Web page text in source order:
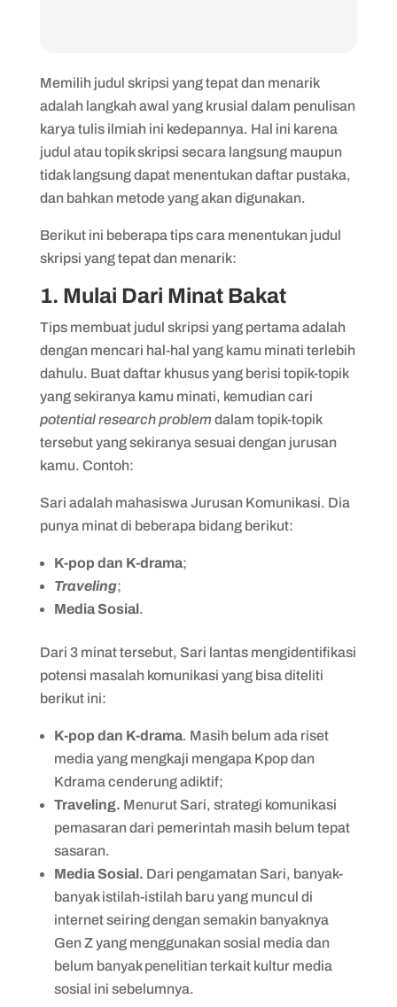
Memilih judul skripsi yang tepat dan menarik
adalah langkah awal yang krusial dalam penulisan
karya tulis ilmiah ini kedepannya. Hal ini karena
judul atau topik skripsi secara langsung maupun
tidak langsung dapat menentukan daftar pustaka,
dan bahkan metode yang akan digunakan.
Berikut ini beberapa tips cara menentukan judul
skripsi yang tepat dan menarik:
1. Mulai Dari Minat Bakat
Tips membuat judul skripsi yang pertama adalah
dengan mencari hal-hal yang kamu minati terlebih
dahulu. Buat daftar khusus yang berisi topik-topik
yang sekiranya kamu minati, kemudian cari
potential research problem dalam topik-topik
tersebut yang sekiranya sesuai dengan jurusan
kamu. Contoh:
Sari adalah mahasiswa Jurusan Komunikasi. Dia
punya minat di beberapa bidang berikut:
K-pop dan K-drama;
Traveling;
Media Sosial.
Dari 3 minat tersebut, Sari lantas mengidentifikasi
potensi masalah komunikasi yang bisa diteliti
berikut ini:
K-pop dan K-drama. Masih belum ada riset
media yang mengkaji mengapa Kpop dan
Kdrama cenderung adiktif;
Traveling. Menurut Sari, strategi komunikasi
pemasaran dari pemerintah masih belum tepat
sasaran.
Media Sosial. Dari pengamatan Sari, banyak-
banyak istilah-istilah baru yang muncul di
internet seiring dengan semakin banyaknya
Gen Z yang menggunakan sosial media dan
belum banyak penelitian terkait kultur media
sosial ini sebelumnya.